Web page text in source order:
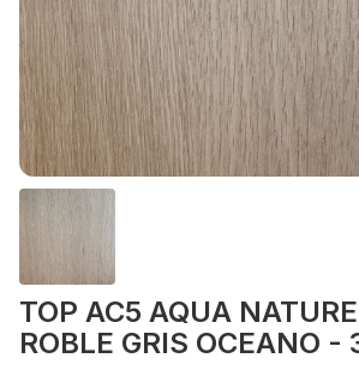
TOP AC5 AQUA
ROBLE GRIS OCEANO -